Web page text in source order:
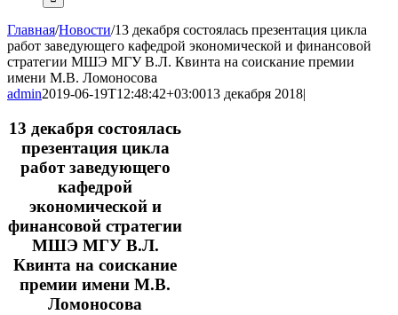
Главная/Новости/13 декабря состоялась презентация цикла
работ заведующего кафедрой экономической и финансовой
стратегии МШЭ МГУ В.Л. Квинта на соискание премии
имени М.В. Ломоносова
admin2019-06-19T12:48:42+03:0013 декабря 2018|
13 декабря состоялась
презентация цикла
работ заведующего
кафедрой
экономической и
финансовой стратегии
МШЭ МГУ В.Л.
Квинта на соискание
премии имени М.В.
Ломоносова